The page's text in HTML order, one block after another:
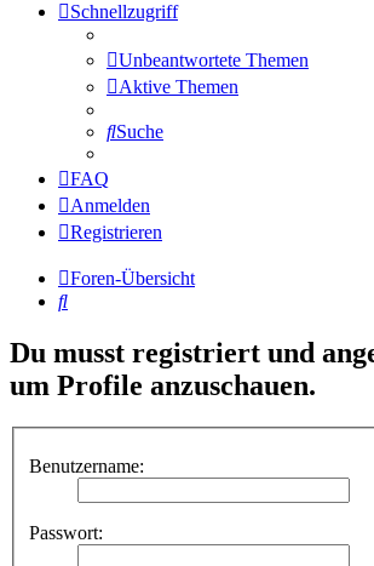
Schnellzugriff
Unbeantwortete Themen
Aktive Themen
Suche
FAQ
Anmelden
Registrieren
Foren-Übersicht
Suche
Du musst registriert und
um Profile anzuschauen.
Benutzername:
Passwort: